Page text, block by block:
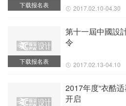
下载报名表 2017.02.10-04.30
下载报名表
第十一屆中國設
令
2017.02.13-04.10
2017年度“衣酷
开启